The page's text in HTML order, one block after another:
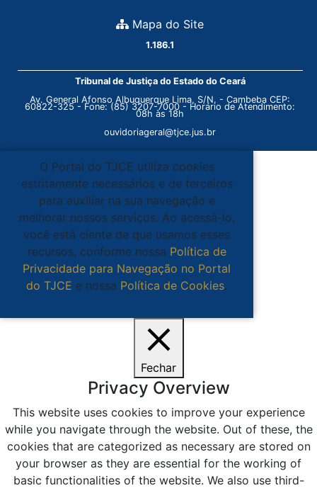
Mapa do Site
1.186.1
Tribunal de Justiça do Estado do Ceará
Av. General Afonso Albuquerque Lima, S/N. - Cambeba CEP:
60822-325 - Fone: (85) 3207-7000 - Horário de Atendimento:
08h às 18h
ouvidoriageral@tjce.jus.br
O Portal do TJCE utiliza cookies
estritamente necessários e de terceiros
para auxiliar na sua navegação e
melhorar nossos serviços. Ao acessá-lo,
você está ciente de que usamos esses
recursos, conforme nossa Política de
Privacidade para Navegação no Portal
do TJCE e nossa Política de Cookies.
Fechar
Privacy Overview
This website uses cookies to improve your experience
while you navigate through the website. Out of these, the
cookies that are categorized as necessary are stored on
your browser as they are essential for the working of
basic functionalities of the website. We also use third-